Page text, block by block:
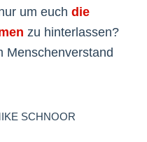
um euch die
zu hinterlassen?
Menschenverstand
SCHNOOR